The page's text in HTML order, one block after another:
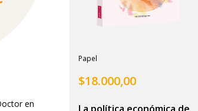
en
Papel
$18.000,00